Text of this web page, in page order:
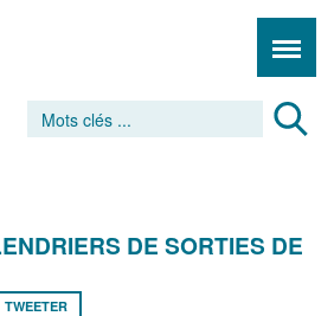
DE SORTIES DE
TWEETER